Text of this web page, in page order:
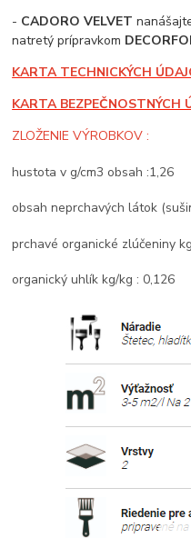
- CADORO VELVET
natretý prípravkom
KARTA TECHNICKÝCH
KARTA BEZPEČNOSTNÝCH
ZLOŽENIE VÝROBKOV :
hustota v g/cm3 obsah :1,26
obsah neprchavých látok
prchavé organické zlúčeniny
organický uhlík kg/kg : 0,126